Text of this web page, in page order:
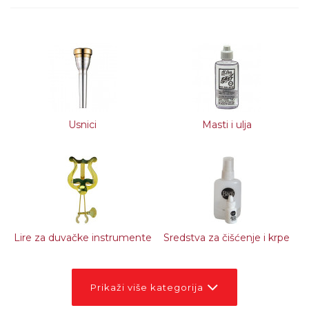
Usnici Masti i ulja
Lire za duvačke instrumente Sredstva za čišćenje i krpe
Prikaži više kategorija